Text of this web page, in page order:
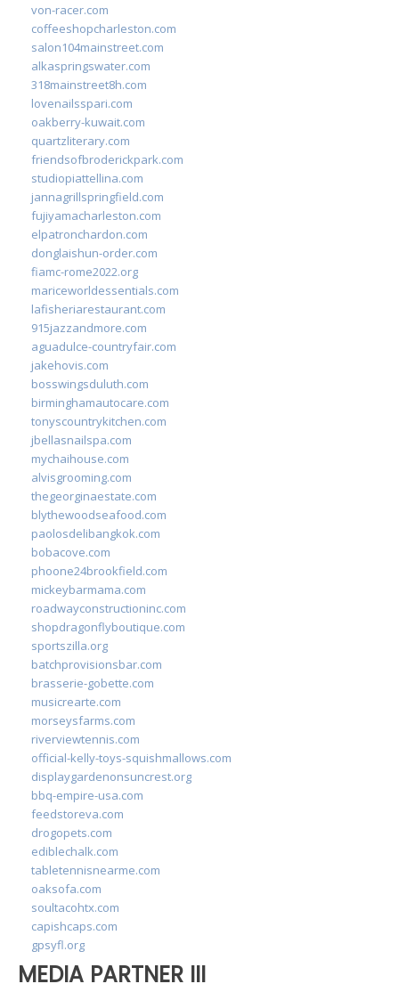
von-racer.com
coffeeshopcharleston.com
salon104mainstreet.com
alkaspringswater.com
318mainstreet8h.com
lovenailsspari.com
oakberry-kuwait.com
quartzliterary.com
friendsofbroderickpark.com
studiopiattellina.com
jannagrillspringfield.com
fujiyamacharleston.com
elpatronchardon.com
donglaishun-order.com
fiamc-rome2022.org
mariceworldessentials.com
lafisheriarestaurant.com
915jazzandmore.com
aguadulce-countryfair.com
jakehovis.com
bosswingsduluth.com
birminghamautocare.com
tonyscountrykitchen.com
jbellasnailspa.com
mychaihouse.com
alvisgrooming.com
thegeorginaestate.com
blythewoodseafood.com
paolosdelibangkok.com
bobacove.com
phoone24brookfield.com
mickeybarmama.com
roadwayconstructioninc.com
shopdragonflyboutique.com
sportszilla.org
batchprovisionsbar.com
brasserie-gobette.com
musicrearte.com
morseysfarms.com
riverviewtennis.com
official-kelly-toys-squishmallows.com
displaygardenonsuncrest.org
bbq-empire-usa.com
feedstoreva.com
drogopets.com
ediblechalk.com
tabletennisnearme.com
oaksofa.com
soultacohtx.com
capishcaps.com
gpsyfl.org
MEDIA PARTNER III